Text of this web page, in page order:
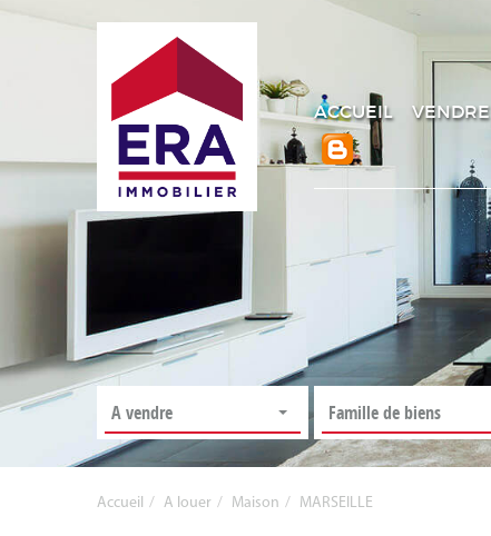
ACCUEIL VENDRE
A vendre Famille de biens
Accueil A louer Maison MARSEILLE